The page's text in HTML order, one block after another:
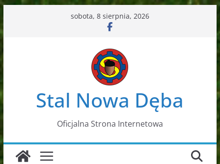
treści
sobota, 8 sierpnia, 2026
Stal Nowa Dęba
Oficjalna Strona Internetowa